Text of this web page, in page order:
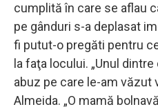
cumplită în care se aflau
pe gânduri s-a deplasat
fi putut-o pregăti pentru
la faţa locului. „Unul
abuz pe care le-am văzut
Almeida. „O mamă